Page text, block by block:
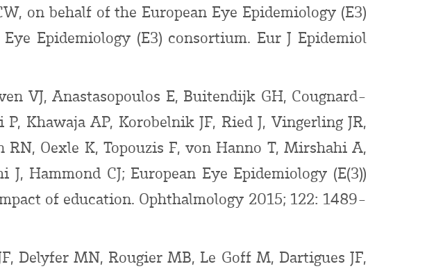
on behalf of the European Eye Epidemiology (E3)
Epidemiology (E3) consortium. Eur J Epidemiol
VJ, Anastasopoulos E, Buitendijk GH, Cougnard-
Khawaja AP, Korobelnik JF, Ried J, Vingerling JR,
Oexle K, Topouzis F, von Hanno T, Mirshahi A,
J, Hammond CJ; European Eye Epidemiology (E(3))
of education. Ophthalmology 2015; 122: 1489-
Delyfer MN, Rougier MB, Le Goff M, Dartigues JF,